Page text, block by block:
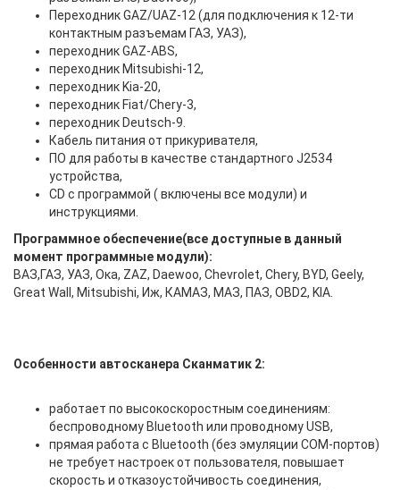
Переходник GAZ/UAZ-12 (для подключения к 12-ти
контактным разъемам ГАЗ, УАЗ),
переходник GAZ-ABS,
переходник Mitsubishi-12,
переходник Kia-20,
переходник Fiat/Chery-3,
переходник Deutsch-9.
Кабель питания от прикуривателя,
ПО для работы в качестве стандартного J2534
устройства,
CD с программой ( включены все модули) и
инструкциями.
Программное обеспечение(все доступные в данный
момент программные модули):
ВАЗ,ГАЗ, УАЗ, Ока, ZAZ, Daewoo, Chevrolet, Chery, BYD, Geely,
Great Wall, Mitsubishi, Иж, КАМАЗ, МАЗ, ПАЗ, OBD2, KIA.
Особенности автосканера Сканматик 2:
работает по высокоскоростным соединениям:
беспроводному Bluetooth или проводному USB,
прямая работа с Bluetooth (без эмуляции COM-портов)
не требует настроек от пользователя, повышает
скорость и отказоустойчивость соединения,